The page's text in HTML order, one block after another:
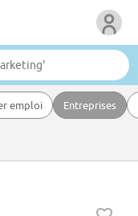
emploi Entreprises